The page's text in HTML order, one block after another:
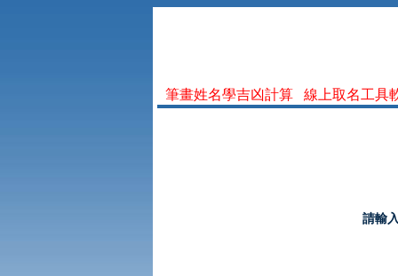
筆畫姓名學吉凶計算 線上取名工具
請輸